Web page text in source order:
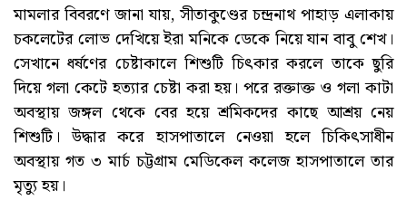
মামলার বিবরণে জানা যায়, সীতাকুণ্ডের চন্দ্রনাথ পাহাড় এলাকায়
চকলেটের লোভ দেখিয়ে ইরা মনিকে ডেকে নিয়ে যান বাবু শেখ।
সেখানে ধর্ষণের চেষ্টাকালে শিশুটি চিৎকার করলে তাকে ছুরি
দিয়ে গলা কেটে হত্যার চেষ্টা করা হয়। পরে রক্তাক্ত ও গলা কাটা
অবস্থায় জঙ্গল থেকে বের হয়ে শ্রমিকদের কাছে আশ্রয় নেয়
শিশুটি। উদ্ধার করে হাসপাতালে নেওয়া হলে চিকিৎসাধীন
অবস্থায় গত ৩ মার্চ চট্টগ্রাম মেডিকেল কলেজ হাসপাতালে তার
মৃত্যু হয়।